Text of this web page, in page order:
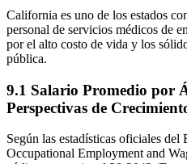
California es uno de los estados
personal de servicios médicos de
por el alto costo de vida y los
pública.
9.1 Salario Promedio por
Perspectivas de
Según las estadísticas oficiales
Occupational Employment and